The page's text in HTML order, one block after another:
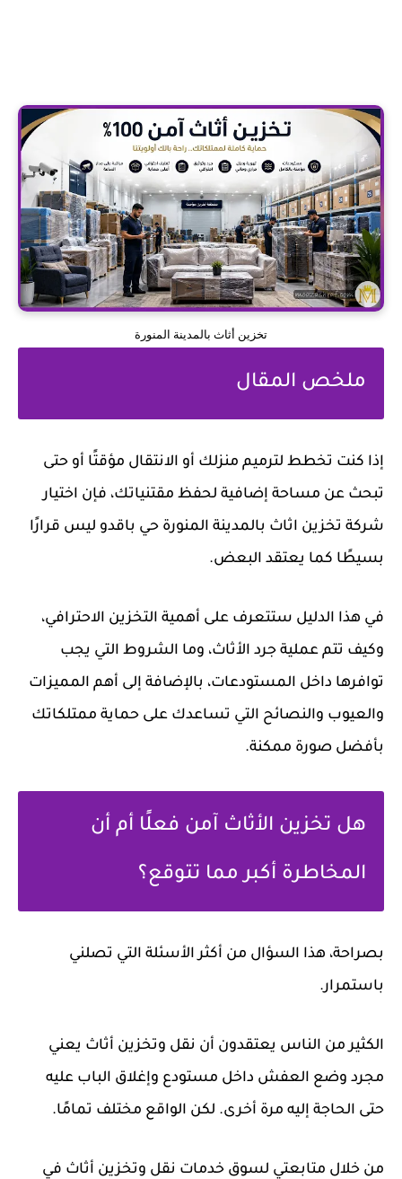
تخزين أثاث بالمدينة المنورة
ملخص المقال
إذا كنت تخطط لترميم منزلك أو الانتقال مؤقتًا أو حتى
تبحث عن مساحة إضافية لحفظ مقتنياتك، فإن اختيار
شركة تخزين اثاث بالمدينة المنورة حي باقدو ليس قرارًا
بسيطًا كما يعتقد البعض.
في هذا الدليل ستتعرف على أهمية التخزين الاحترافي،
وكيف تتم عملية جرد الأثاث، وما الشروط التي يجب
توافرها داخل المستودعات، بالإضافة إلى أهم المميزات
والعيوب والنصائح التي تساعدك على حماية ممتلكاتك
بأفضل صورة ممكنة.
هل تخزين الأثاث آمن فعلًا أم أن
المخاطرة أكبر مما تتوقع؟
بصراحة، هذا السؤال من أكثر الأسئلة التي تصلني
باستمرار.
الكثير من الناس يعتقدون أن نقل وتخزين أثاث يعني
مجرد وضع العفش داخل مستودع وإغلاق الباب عليه
حتى الحاجة إليه مرة أخرى. لكن الواقع مختلف تمامًا.
من خلال متابعتي لسوق خدمات نقل وتخزين أثاث في